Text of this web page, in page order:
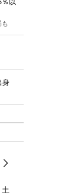
も
身
土